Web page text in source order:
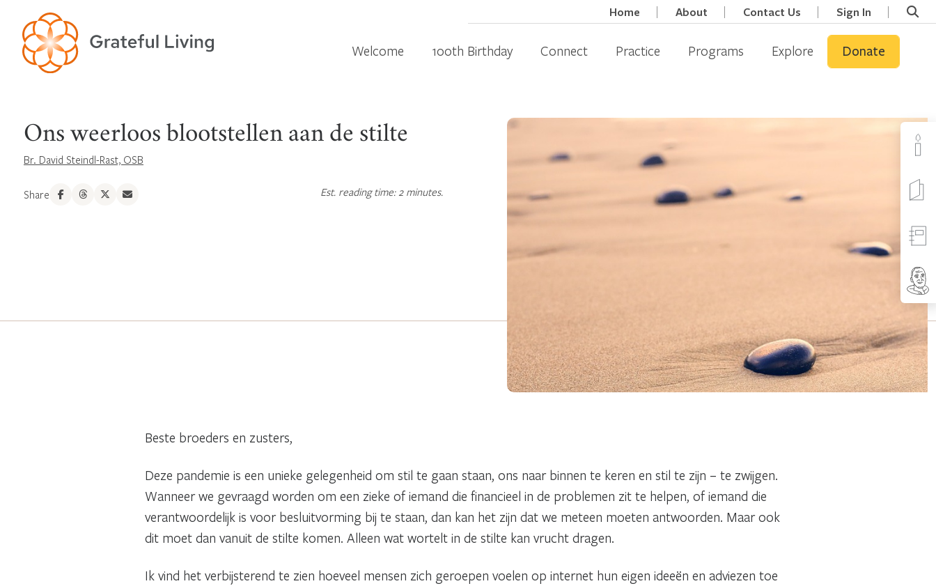
Home About Contact Us Sign In
Welcome 100th Birthday Connect Practice Programs Explore Donate
Ons weerloos blootstellen aan de stilte
Br. David Steindl-Rast, OSB
Share Est. reading time: 2 minutes.
Beste broeders en zusters,
Deze pandemie is een unieke gelegenheid om stil te gaan staan, ons naar binnen te keren en stil te zijn – te zwijgen.
Wanneer we gevraagd worden om een zieke of iemand die financieel in de problemen zit te helpen, of iemand die
verantwoordelijk is voor besluitvorming bij te staan, dan kan het zijn dat we meteen moeten antwoorden. Maar ook
dit moet dan vanuit de stilte komen. Alleen wat wortelt in de stilte kan vrucht dragen.
Ik vind het verbijsterend te zien hoeveel mensen zich geroepen voelen op internet hun eigen ideeën en adviezen toe